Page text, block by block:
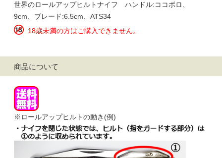
世界のロールアップヒルトナイフ ハンドル:ココボロ、
9cm、ブレード:6.5cm、ATS34
18歳未満の方はご購入できません。
商品について
※ロールアップヒルトの動き(例)